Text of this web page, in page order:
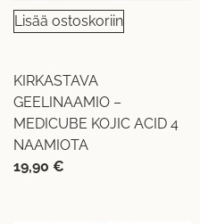
Lisää ostoskoriin
KIRKASTAVA
GEELINAAMIO –
MEDICUBE KOJIC ACID 4
NAAMIOTA
19,90 €